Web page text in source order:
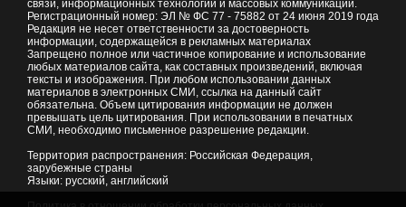
связи, информационных технологий и массовых коммуникаций.
Регистрационный номер: ЭЛ № ФС 77 - 75882 от 24 июня 2019 года
Редакция не несет ответственности за достоверность
информации, содержащейся в рекламных материалах
Запрещено полное или частичное копирование и использование
любых материалов сайта, как составных произведений, включая
тексты и изображения. При любом использовании данных
материалов в электронных СМИ, ссылка на данный сайт
обязательна. Объем цитирования информации не должен
превышать цель цитирования. При использовании в печатных
СМИ, необходимо письменное разрешение редакции.
Территория распространения: Российская Федерация,
зарубежные страны
Языки: русский, английский